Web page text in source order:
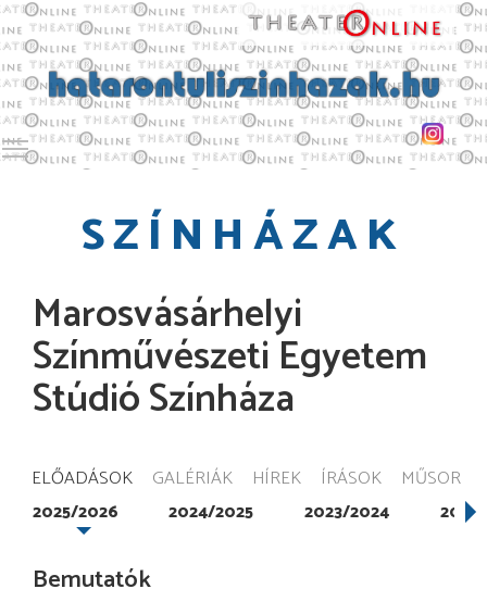
Toggle main menu visibility
SZÍNHÁZAK
Marosvásárhelyi
Színművészeti Egyetem
Stúdió Színháza
ELŐADÁSOK GALÉRIÁK HÍREK ÍRÁSOK MŰSOR
2025/2026 2024/2025 2023/2024
Bemutatók